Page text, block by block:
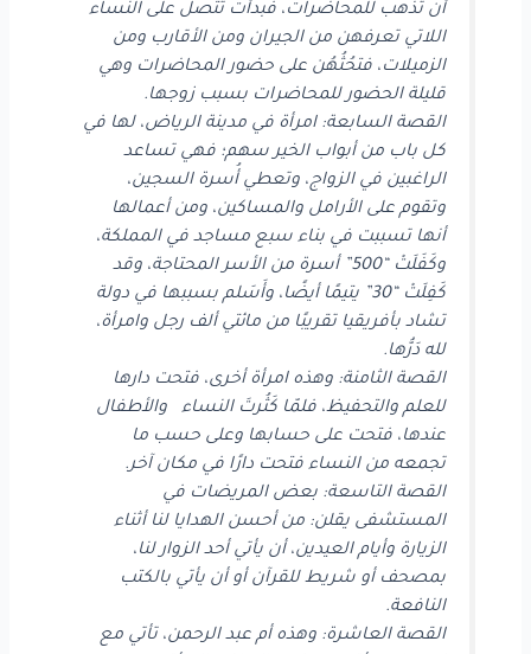
أن تذهب للمحاضرات، فبدأت تتصل على النساء
اللاتي تعرفهن من الجيران ومن الأقارب ومن
الزميلات، فتحُثُهُن على حضور المحاضرات وهي
قليلة الحضور للمحاضرات بسبب زوجها.
القصة السابعة: امرأة في مدينة الرياض، لها في
كل باب من أبواب الخير سهم؛ فهي تساعد
الراغبين في الزواج، وتعطي أُسرة السجين،
وتقوم على الأرامل والمساكين، ومن أعمالها
أنها تسببت في بناء سبع مساجد في المملكة،
وكَفَلَتْ “500” أسرة من الأسر المحتاجة، وقد
كَفِلَتْ “30” يتيمًا أيضًا، وأَسَلم بسببها في دولة
تشاد بأفريقيا تقريبًا من مائتي ألف رجل وامرأة،
لله دَرُّها.
القصة الثامنة: وهذه امرأة أخرى، فتحت دارها
للعلم والتحفيظ، فلمّا كَثُرتَ النساء والأطفال
عندها، فتحت على حسابها وعلى حسب ما
تجمعه من النساء فتحت دارًا في مكان آخر.
القصة التاسعة: بعض المريضات في
المستشفى يقلن: من أحسن الهدايا لنا أثناء
الزيارة وأيام العيدين، أن يأتي أحد الزوار لنا،
بمصحف أو شريط للقرآن أو أن يأتي بالكتب
النافعة.
القصة العاشرة: وهذه أم عبد الرحمن، تأتي مع